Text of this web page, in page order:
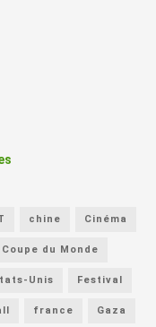
chine Cinéma
Coupe du Monde
Unis Festival
france Gaza